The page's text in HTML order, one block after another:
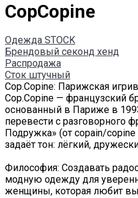
CopCopine
Одежда STOCK
Брендовый секонд хенд
Распродажа
Сток штучный
Cop.Copine: Парижская
Cop.Copine — французский
основанный в Париже в
перевести с разговорного
Подружка» (от copain/copine
задаёт тон: лёгкий,
Философия: Создавать
модную одежду для
женщины, которая любит